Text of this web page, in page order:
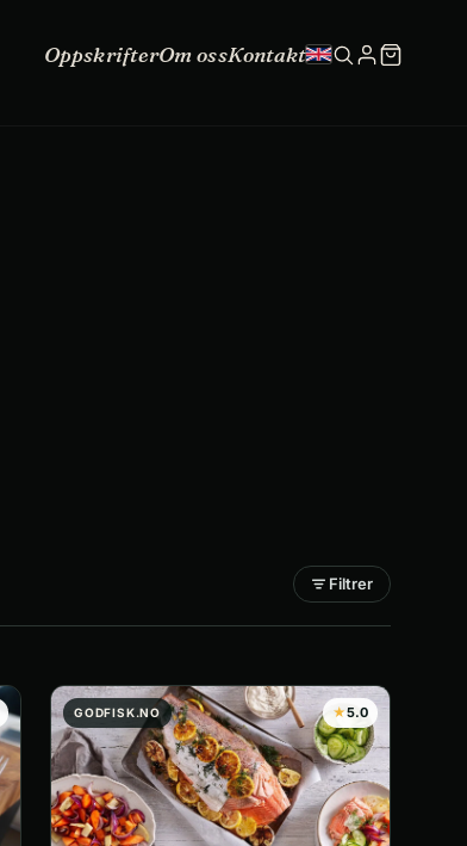
Filtrer
GODFISK.NO ★5.0
OppskrifterOm ossKontakt